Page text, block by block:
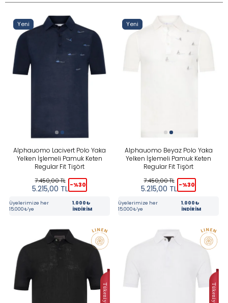
Tüm Filtreleri Kaldır Seçimi Filtrele
İndirimli
Stoktakiler
BEDEN
MARKA
Yeni
Alphauomo Lacivert Polo Yaka
Yelken İşlemeli Pamuk Keten
Regular Fit Tişört
7.450,00TL
5.215,00 TL -%30
Üyelerimize her
15.000₺'ye
1.000₺
İNDİRİM
Yeni
Alphauomo Beyaz Polo Yaka
Yelken İşlemeli Pamuk Keten
Regular Fit Tişört
7.450,00TL
5.215,00 TL -%30
Üyelerimize her
15.000₺'ye
1.000₺
İNDİRİM